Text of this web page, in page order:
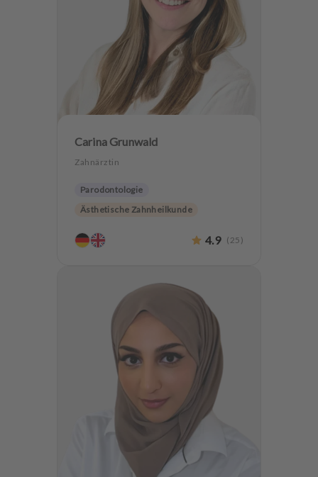
Carina Grunwald
Zahnärztin
Parodontologie
Ästhetische Zahnheilkunde
4.9 ( 25 )